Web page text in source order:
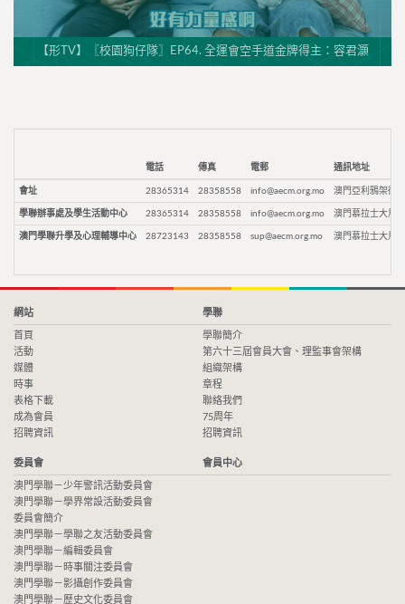
【形TV】〖校園狗仔隊〗EP64. 全運會空手道金牌得主：容君灝
電話 傳真 電郵 通訊地址
會址 28365314 28358558 info@aecm.org.mo 澳門亞利鴉架街9
學聯辦事處及學生活動中心 28365314 28358558 info@aecm.org.mo 澳門慕拉士大馬
澳門學聯升學及心理輔導中心 28723143 28358558 sup@aecm.org.mo 澳門慕拉士大馬
網站
首頁
活動
媒體
時事
表格下載
成為會員
招聘資訊
學聯
學聯簡介
第六十三屆會員大會、理監事會架構
組織架構
章程
聯絡我們
75周年
招聘資訊
委員會
澳門學聯－少年警訊活動委員會
澳門學聯－學界常設活動委員會
委員會簡介
澳門學聯－學聯之友活動委員會
澳門學聯－編輯委員會
澳門學聯－時事關注委員會
澳門學聯－影攝創作委員會
澳門學聯－歷史文化委員會
會員中心